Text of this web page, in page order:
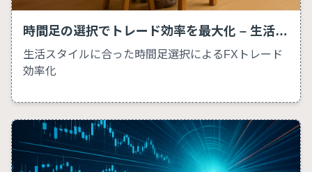
時間足の選択でトレード効率を最大化 – 生活スタイル別トレード戦略ガイド
生活スタイルに合った時間足選択によるFXトレード
効率化